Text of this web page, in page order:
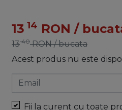
13 14 RON /
1340 RON / bucata
Acest produs nu este
Email
Fii la curent cu toate